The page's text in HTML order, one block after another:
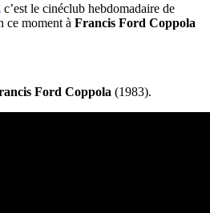
c’est le cinéclub hebdomadaire de
ce moment à Francis Ford Coppola
Ford Coppola (1983).